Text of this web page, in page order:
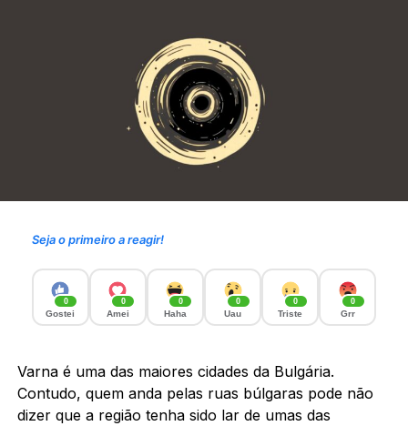
Seja o primeiro a reagir!
0
Gostei
0
Amei
0
Haha
0
Uau
0
Triste
0
Grr
Varna é uma das maiores cidades da Bulgária.
Contudo, quem anda pelas ruas búlgaras pode não
dizer que a região tenha sido lar de umas das